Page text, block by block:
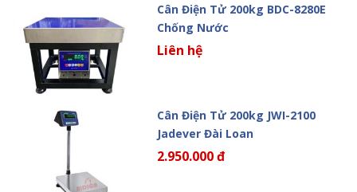
Cân Điện Tử 200kg BDC-8280E
Chống Nước
Liên hệ
Cân Điện Tử 200kg JWI-2100
Jadever Đài Loan
2.950.000 đ